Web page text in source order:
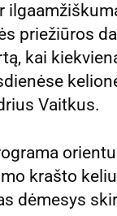
priežiūros
kai
Vaitkus.
krašto
dėmesys